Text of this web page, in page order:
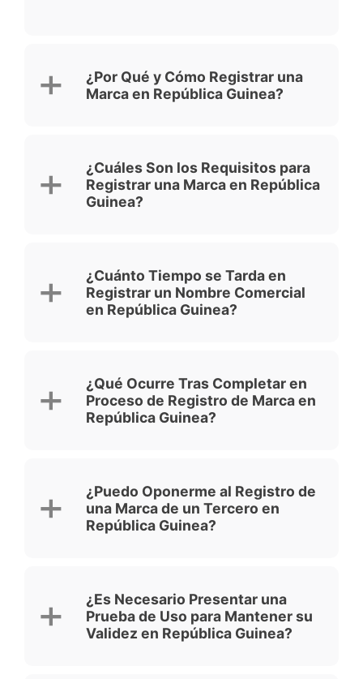
¿Por Qué y Cómo Registrar una
Marca en República Guinea?
¿Cuáles Son los Requisitos para
Registrar una Marca en República
Guinea?
¿Cuánto Tiempo se Tarda en
Registrar un Nombre Comercial
en República Guinea?
¿Qué Ocurre Tras Completar en
Proceso de Registro de Marca en
República Guinea?
¿Puedo Oponerme al Registro de
una Marca de un Tercero en
República Guinea?
¿Es Necesario Presentar una
Prueba de Uso para Mantener su
Validez en República Guinea?